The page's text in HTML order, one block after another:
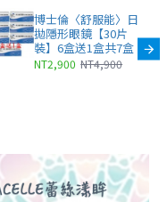
博士倫〈舒服能〉日
拋隱形眼鏡【30片
裝】6盒送1盒共7盒
NT2,900 NT4,900